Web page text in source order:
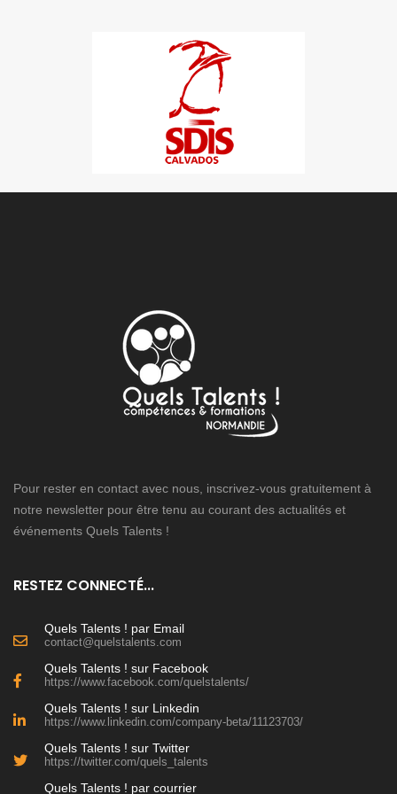
Pour rester en contact avec nous, inscrivez-vous gratuitement à
notre newsletter pour être tenu au courant des actualités et
événements Quels Talents !
RESTEZ CONNECTÉ...
Quels Talents ! par Email
contact@quelstalents.com
Quels Talents ! sur Facebook
https://www.facebook.com/quelstalents/
Quels Talents ! sur Linkedin
https://www.linkedin.com/company-beta/11123703/
Quels Talents ! sur Twitter
https://twitter.com/quels_talents
Quels Talents ! par courrier